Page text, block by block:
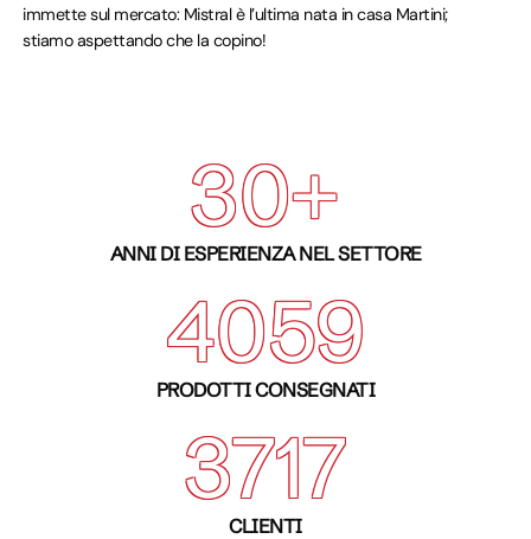
immette sul mercato: Mistral è l’ultima nata in casa Martini;
stiamo aspettando che la copino!
30+
ANNI DI ESPERIENZA NEL SETTORE
4100+
PRODOTTI CONSEGNATI
3755
CLIENTI